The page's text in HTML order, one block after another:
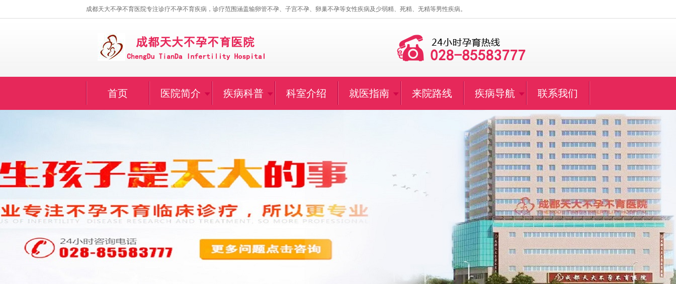
成都天大不孕不育医院专注诊疗不孕不育疾病，诊疗范围涵盖输卵管不孕、子宫不孕、卵巢不孕等女性疾病及少弱精、死精、无精等男性疾病。
首页 医院简介 疾病科普 科室介绍 就医指南 来院路线 疾病导航 联系我们